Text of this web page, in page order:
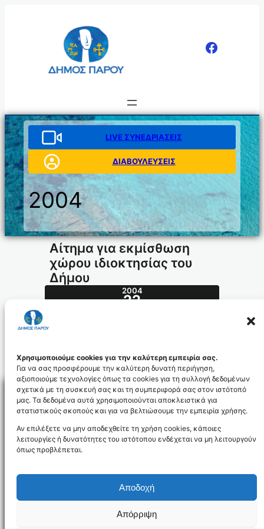
Χρησιμοποιούμε cookies για την καλύτερη εμπειρία σας.
Για να σας προσφέρουμε την καλύτερη δυνατή περιήγηση,
αξιοποιούμε τεχνολογίες όπως τα cookies για τη συλλογή δεδομένων
σχετικά με τη συσκευή σας και τη συμπεριφορά σας στον ιστότοπό
μας. Τα δεδομένα αυτά χρησιμοποιούνται αποκλειστικά για
στατιστικούς σκοπούς και για να βελτιώσουμε την εμπειρία χρήσης.
Αν επιλέξετε να μην αποδεχθείτε τη χρήση cookies, κάποιες
λειτουργίες ή δυνατότητες του ιστότοπου ενδέχεται να μη λειτουργούν
όπως προβλέπεται.
Αποδοχή
Απόρριψη
LIVE ΣΥΝΕΔΡΙΑΣΕΙΣ
ΔΙΑΒΟΥΛΕΥΣΕΙΣ
2004
Αίτημα για εκμίσθωση
χώρου ιδιοκτησίας του
Δήμου
2004
22
269.2004_id567
NEWSLETTER
Δήλωση Προσβασιμότητας